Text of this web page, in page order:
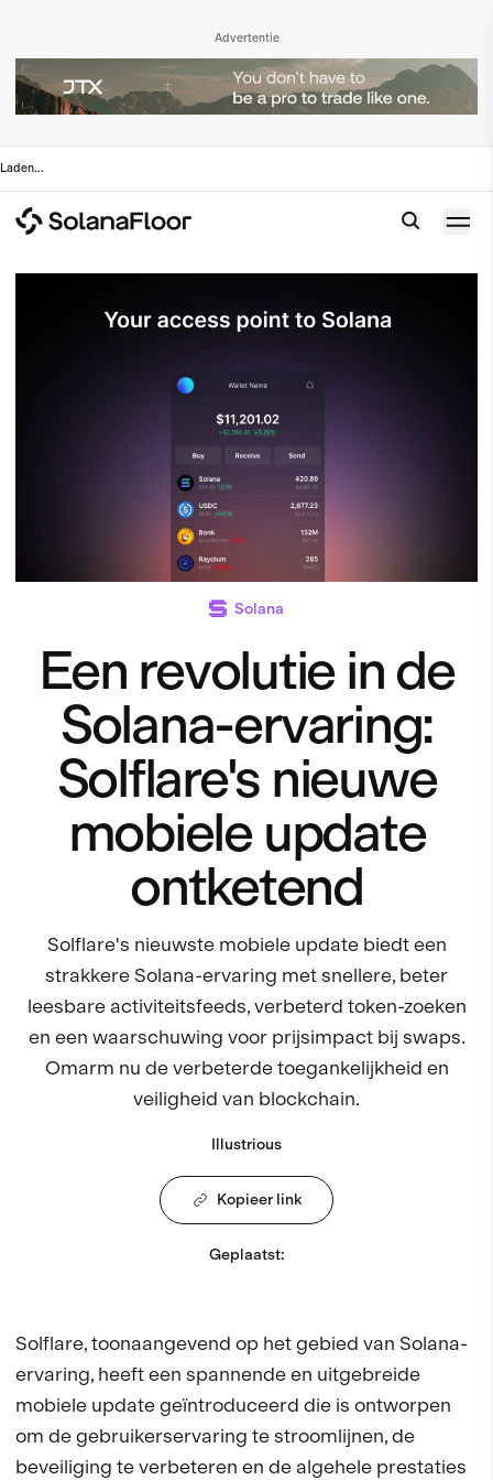
Advertentie
Laden...
Solana
Een revolutie in de
Solana-ervaring:
Solflare's nieuwe
mobiele update
ontketend
Solflare's nieuwste mobiele update biedt een
strakkere Solana-ervaring met snellere, beter
leesbare activiteitsfeeds, verbeterd token-zoeken
en een waarschuwing voor prijsimpact bij swaps.
Omarm nu de verbeterde toegankelijkheid en
veiligheid van blockchain.
Illustrious
Kopieer link
Geplaatst:
Solflare, toonaangevend op het gebied van Solana-
ervaring, heeft een spannende en uitgebreide
mobiele update geïntroduceerd die is ontworpen
om de gebruikerservaring te stroomlijnen, de
beveiliging te verbeteren en de algehele prestaties